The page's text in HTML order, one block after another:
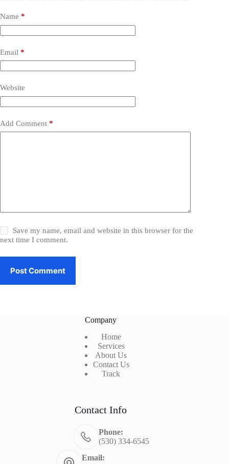
Name *
Email *
Website
Add Comment *
Save my name, email and website in this browser for the
next time I comment.
Post Comment
Company
Home
Services
About Us
Contact Us
Track
Contact Info
Phone:
(530) 334-6545
Email: